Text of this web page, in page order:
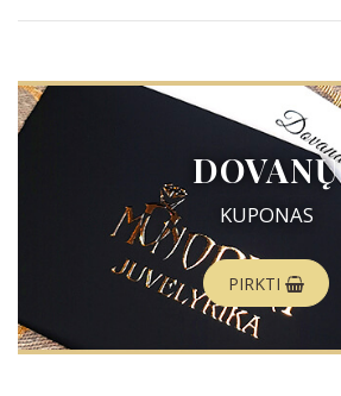
DOVANŲ
KUPONAS
PIRKTI